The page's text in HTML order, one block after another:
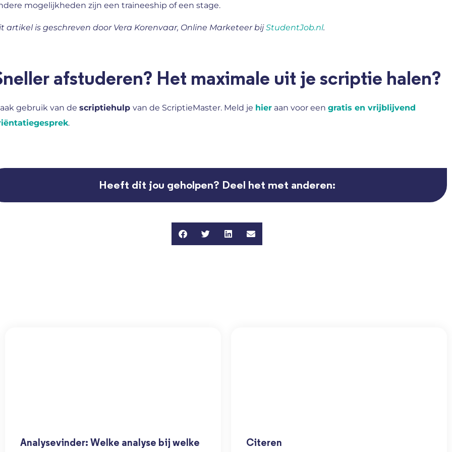
mogelijkheden zijn een traineeship of een stage.
artikel is geschreven door Vera Korenvaar, Online Marketeer bijStudentJob.nl.
afstuderen? Het maximale uit je scriptie halen?
gebruik van de scriptiehulp van de ScriptieMaster. Meld je hier aan voor een gratis en vrijblijvend
.
Heeft dit jou geholpen? Deel het met anderen:
Analysevinder: Welke analyse bij welke Citeren